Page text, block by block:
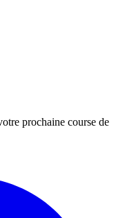
prochaine course de